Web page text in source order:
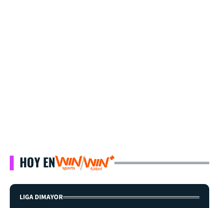
HOY EN
LIGA DIMAYOR